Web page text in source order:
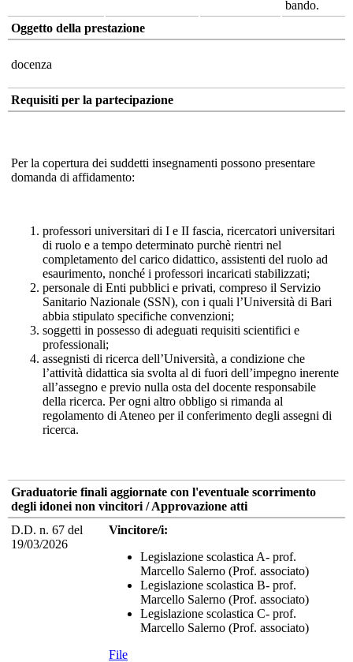
bando.
Oggetto della prestazione
docenza
Requisiti per la partecipazione
Per la copertura dei suddetti insegnamenti possono presentare
domanda di affidamento:
professori universitari di I e II fascia, ricercatori universitari
di ruolo e a tempo determinato purchè rientri nel
completamento del carico didattico, assistenti del ruolo ad
esaurimento, nonché i professori incaricati stabilizzati;
personale di Enti pubblici e privati, compreso il Servizio
Sanitario Nazionale (SSN), con i quali l’Università di Bari
abbia stipulato specifiche convenzioni;
soggetti in possesso di adeguati requisiti scientifici e
professionali;
assegnisti di ricerca dell’Università, a condizione che
l’attività didattica sia svolta al di fuori dell’impegno inerente
all’assegno e previo nulla osta del docente responsabile
della ricerca. Per ogni altro obbligo si rimanda al
regolamento di Ateneo per il conferimento degli assegni di
ricerca.
Graduatorie finali aggiornate con l'eventuale scorrimento
degli idonei non vincitori / Approvazione atti
D.D. n. 67 del
19/03/2026
Vincitore/i:
Legislazione scolastica A- prof.
Marcello Salerno (Prof. associato)
Legislazione scolastica B- prof.
Marcello Salerno (Prof. associato)
Legislazione scolastica C- prof.
Marcello Salerno (Prof. associato)
File